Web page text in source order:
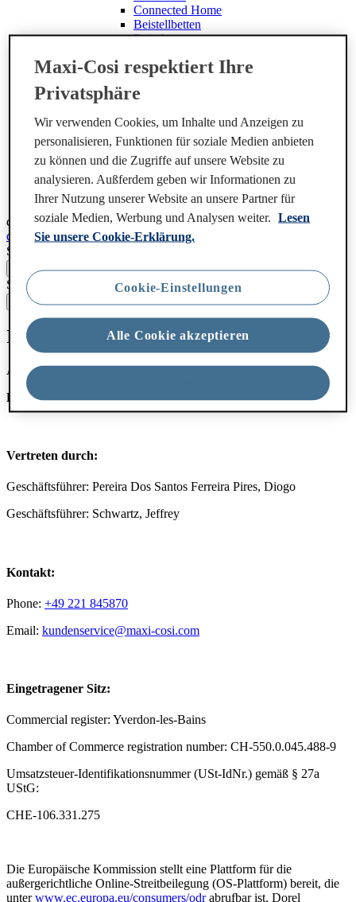
Connected Home
Beistellbetten
Reisebetten
Zubehör
Middle Colomn
Hilfe & Service
artikel
Alles über Produkte der Home-Serie
Händlersuche
Kontakt
Service
de-ch Sprache wechseln
de-ch Sprache wechseln
Search
Search
Impressum
ANGABEN GEMÄß § 5 TMG
Dorel Juvenile Switzerland SA
Vertreten durch:
Geschäftsführer: Pereira Dos Santos Ferreira Pires, Diogo
Geschäftsführer: Schwartz, Jeffrey
Kontakt:
Phone: +49 221 845870
Email: kundenservice@maxi-cosi.com
Eingetragener Sitz:
Commercial register: Yverdon-les-Bains
Chamber of Commerce registration number: CH-550.0.045.488-9
Umsatzsteuer-Identifikationsnummer (USt-IdNr.) gemäß § 27a
UStG:
CHE-106.331.275
Die Europäische Kommission stellt eine Plattform für die
außergerichtliche Online-Streitbeilegung (OS-Plattform) bereit, die
unterwww.ec.europa.eu/consumers/odrabrufbar ist. Dorel
Maxi-Cosi respektiert Ihre
Privatsphäre
Wir verwenden Cookies, um Inhalte und Anzeigen zu
personalisieren, Funktionen für soziale Medien anbieten
zu können und die Zugriffe auf unsere Website zu
analysieren. Außferdem geben wir Informationen zu
Ihrer Nutzung unserer Website an unsere Partner für
soziale Medien, Werbung und Analysen weiter.
Lesen
Sie unsere Cookie-Erklärung.
Alle Cookie akzeptieren
Cookie-Einstellungen